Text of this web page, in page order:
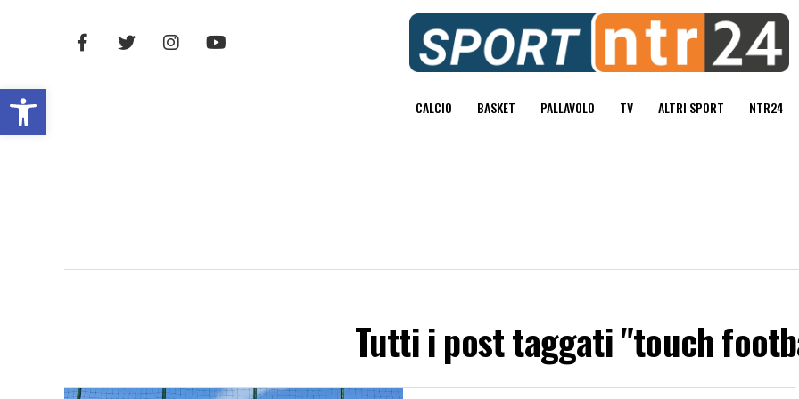
Open toolbar CALCIO BASKET PALLAVOLO TV ALTRI SPORT NTR24
Tutti i post taggati "touch